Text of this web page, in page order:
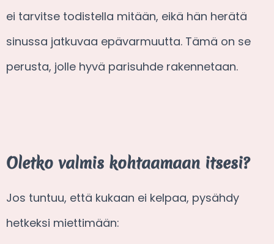
ei tarvitse todistella mitään, eikä hän herätä
sinussa jatkuvaa epävarmuutta. Tämä on se
perusta, jolle hyvä parisuhde rakennetaan.
Oletko valmis kohtaamaan itsesi?
Jos tuntuu, että kukaan ei kelpaa, pysähdy
hetkeksi miettimään: